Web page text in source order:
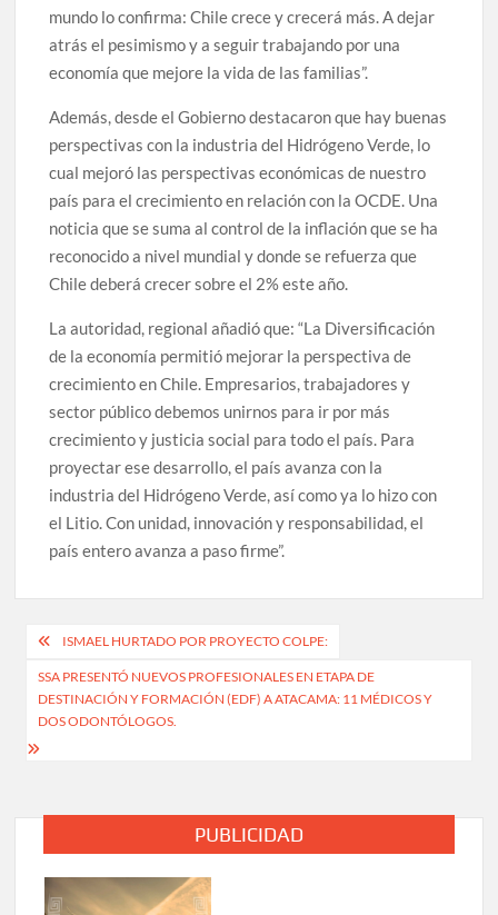
mundo lo confirma: Chile crece y crecerá más. A dejar
atrás el pesimismo y a seguir trabajando por una
economía que mejore la vida de las familias”.
Además, desde el Gobierno destacaron que hay buenas
perspectivas con la industria del Hidrógeno Verde, lo
cual mejoró las perspectivas económicas de nuestro
país para el crecimiento en relación con la OCDE. Una
noticia que se suma al control de la inflación que se ha
reconocido a nivel mundial y donde se refuerza que
Chile deberá crecer sobre el 2% este año.
La autoridad, regional añadió que: “La Diversificación
de la economía permitió mejorar la perspectiva de
crecimiento en Chile. Empresarios, trabajadores y
sector público debemos unirnos para ir por más
crecimiento y justicia social para todo el país. Para
proyectar ese desarrollo, el país avanza con la
industria del Hidrógeno Verde, así como ya lo hizo con
el Litio. Con unidad, innovación y responsabilidad, el
país entero avanza a paso firme”.
Navegación
de
entradas
ISMAEL HURTADO POR PROYECTO COLPE:
SSA PRESENTÓ NUEVOS PROFESIONALES EN ETAPA DE
DESTINACIÓN Y FORMACIÓN (EDF) A ATACAMA: 11 MÉDICOS Y
DOS ODONTÓLOGOS.
PUBLICIDAD